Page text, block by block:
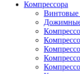
Компрессора
Винтовые
Дожимные